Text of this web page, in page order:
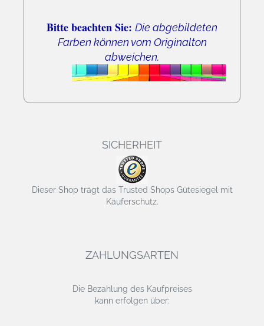
Bitte beachten Sie: Die abgebildeten
Farben können vom Originalton
abweichen.
SICHERHEIT
Dieser Shop trägt das Trusted Shops Gütesiegel mit
Käuferschutz.
ZAHLUNGSARTEN
Die Bezahlung des Kaufpreises
kann erfolgen über: